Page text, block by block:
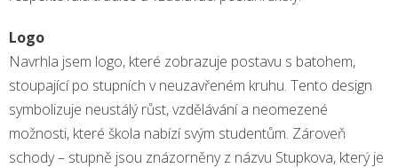
Logo
Navrhla jsem logo, které zobrazuje postavu s batohem,
stoupající po stupních v neuzavřeném kruhu. Tento design
symbolizuje neustálý růst, vzdělávání a neomezené
možnosti, které škola nabízí svým studentům. Zároveň
schody – stupně jsou znázorněny z názvu Stupkova, který je